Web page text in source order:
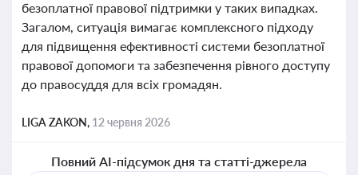
безоплатної правової підтримки у таких випадках.
Загалом, ситуація вимагає комплексного підходу
для підвищення ефективності системи безоплатної
правової допомоги та забезпечення рівного доступу
до правосуддя для всіх громадян.
LIGA ZAKON, 12 червня 2026
Повний AI-підсумок дня та статті-джерела